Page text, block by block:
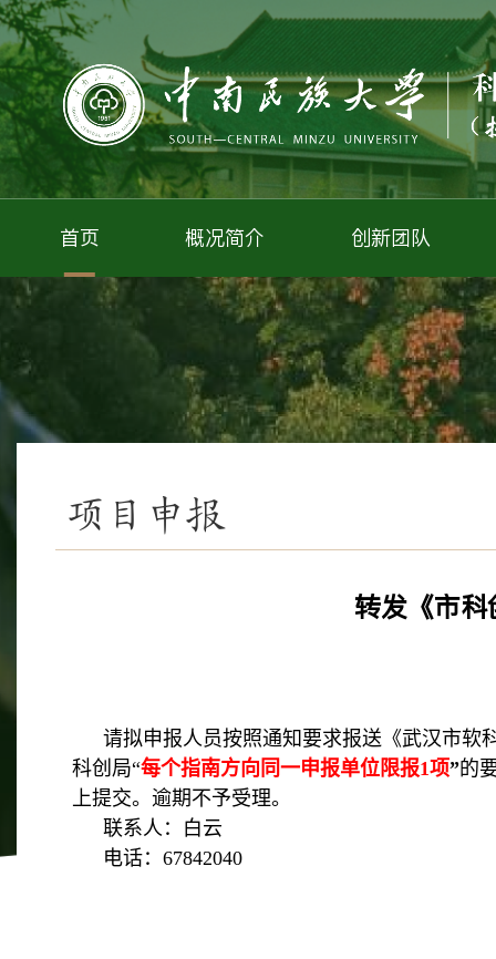
首页 概况简介 创新团队
项目申报
转发《市
请拟申报人员按照通知要求报送《武汉市软
科创局“每个指南方向同一申报单位限报1项”的
上提交。逾期不予受理。
联系人：白云
电话： 67842040